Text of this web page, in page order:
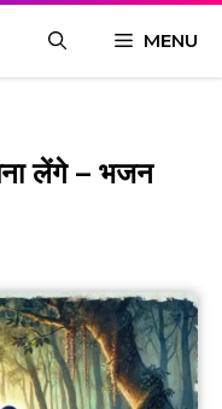
MENU
लेंगे – भजन